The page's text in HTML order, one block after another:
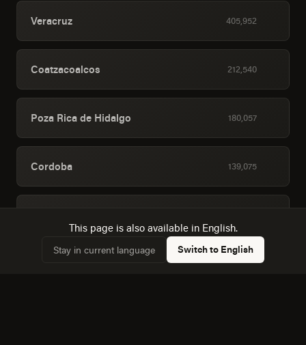
Veracruz 405,952
Coatzacoalcos 212,540
Poza Rica de Hidalgo 180,057
Cordoba 139,075
120,500
This page is also available in English.
Stay in current language Switch to English